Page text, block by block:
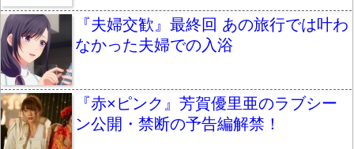
『夫婦交歓』最終回 あの旅行では叶わ
なかった夫婦での入浴
『赤×ピンク』芳賀優里亜のラブシー
ン公開・禁断の予告編解禁！